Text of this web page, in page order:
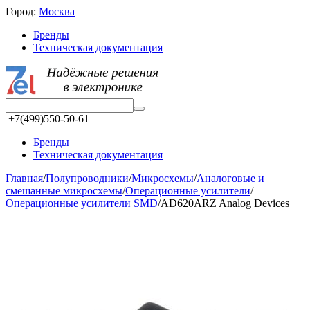
Город: Москва
Бренды
Техническая документация
+7(499)550-50-61
Бренды
Техническая документация
Главная/Полупроводники/Микросхемы/Аналоговые и
смешанные микросхемы/Операционные усилители/
Операционные усилители SMD/AD620ARZ Analog Devices